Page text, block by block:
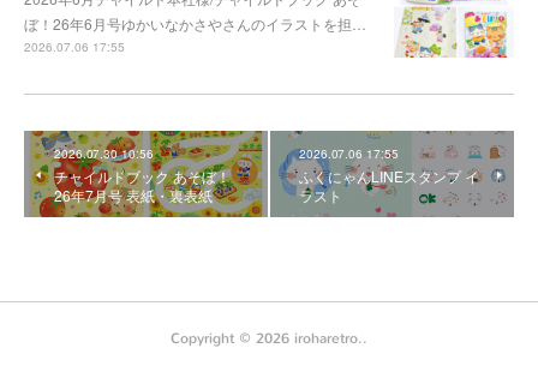
ぼ！26年6月号ゆかいなかさやさんのイラストを担…
2026.07.06 17:55
2026.07.30 10:56
チャイルドブック あそぼ！
26年7月号 表紙・裏表紙
2026.07.06 17:55
ふくにゃんLINEスタンプ イ
ラスト
Copyright © 2026 iroharetro..